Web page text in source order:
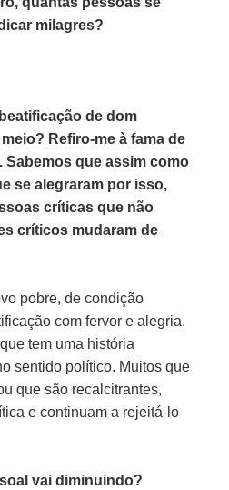
milagres?
de dom
Refiro-me à fama de
Sabemos que assim como
se alegraram por isso,
críticas que não
críticos mudaram de
pobre, de condição
com fervor e alegria.
tem uma história
sentido político. Muitos que
que são recalcitrantes,
e continuam a rejeitá-lo
vai diminuindo?